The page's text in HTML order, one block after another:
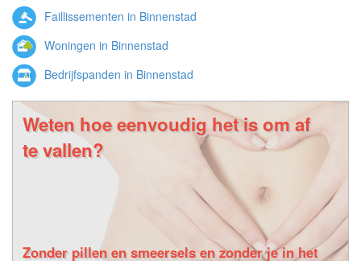
Weten hoe eenvoudig het is om af